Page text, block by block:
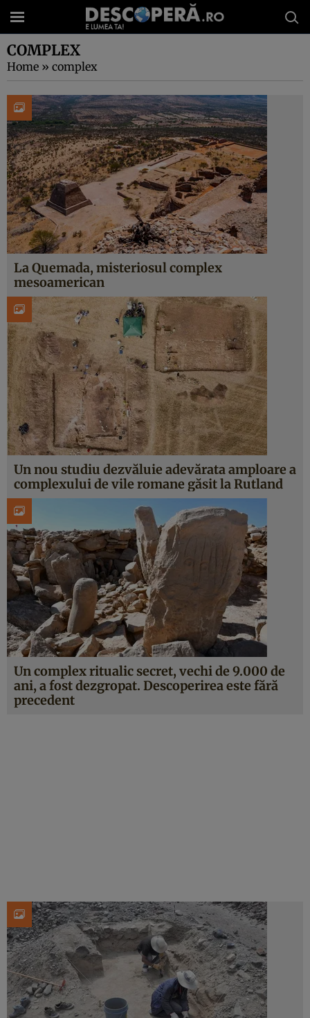
COMPLEX
Home » complex
La Quemada, misteriosul complex
mesoamerican
Un nou studiu dezvăluie adevărata amploare a
complexului de vile romane găsit la Rutland
Un complex ritualic secret, vechi de 9.000 de
ani, a fost dezgropat. Descoperirea este fără
precedent